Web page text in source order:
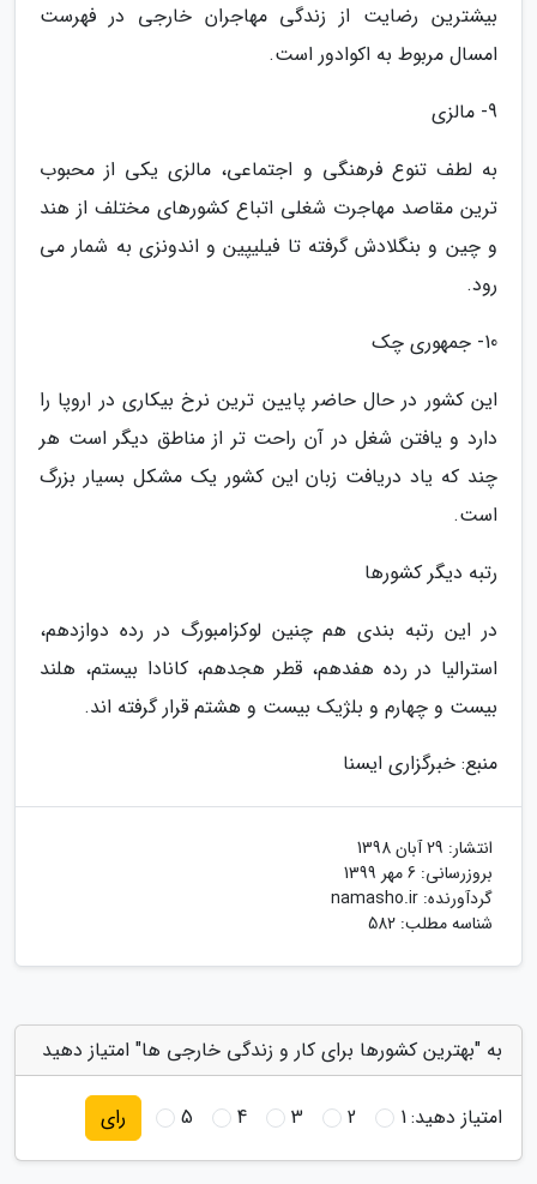
بیشترین رضایت از زندگی مهاجران خارجی در فهرست
امسال مربوط به اکوادور است.
9- مالزی
به لطف تنوع فرهنگی و اجتماعی، مالزی یکی از محبوب
ترین مقاصد مهاجرت شغلی اتباع کشورهای مختلف از هند
و چین و بنگلادش گرفته تا فیلیپین و اندونزی به شمار می
رود.
10- جمهوری چک
این کشور در حال حاضر پایین ترین نرخ بیکاری در اروپا را
دارد و یافتن شغل در آن راحت تر از مناطق دیگر است هر
چند که یاد دریافت زبان این کشور یک مشکل بسیار بزرگ
است.
رتبه دیگر کشورها
در این رتبه بندی هم چنین لوکزامبورگ در رده دوازدهم،
استرالیا در رده هفدهم، قطر هجدهم، کانادا بیستم، هلند
بیست و چهارم و بلژیک بیست و هشتم قرار گرفته اند.
منبع: خبرگزاری ایسنا
انتشار: 29 آبان 1398
بروزرسانی: 6 مهر 1399
گردآورنده: namasho.ir
شناسه مطلب: 582
به "بهترین کشورها برای کار و زندگی خارجی ها" امتیاز دهید
امتیاز دهید:1
2
3
4
5 رای